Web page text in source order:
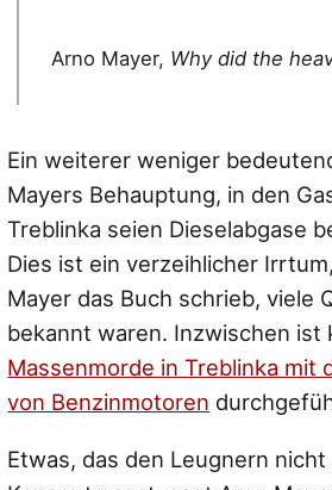
Arno Mayer, Why did the
Ein weiterer weniger
Mayers Behauptung, in den
Treblinka seien Dieselabgase
Dies ist ein verzeihlicher
Mayer das Buch schrieb, viele
bekannt waren. Inzwischen ist
Massenmorde in Treblinka mit
von Benzinmotoren
Etwas, das den Leugnern